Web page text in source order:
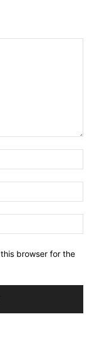
browser for the